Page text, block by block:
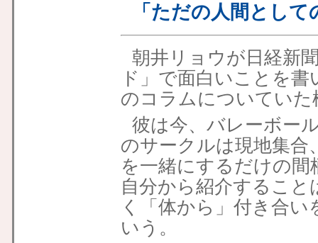
「ただの人間として
朝井リョウが日経新
ド」で面白いことを
のコラムについてい
彼は今、バレーボー
のサークルは現地集合
を一緒にするだけの
自分から紹介するこ
く「体から」付き合
いう。